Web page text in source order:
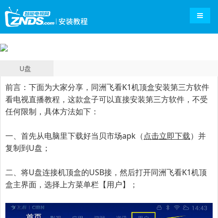
导航
U盘
前言：下面为大家分享，同洲飞看K1机顶盒安装第三方软件
看电视直播教程，这款盒子可以直接安装第三方软件，不受
任何限制，具体方法如下：
一、首先从电脑里下载好当贝市场apk（点击立即下载）并
复制到U盘；
二、将U盘连接机顶盒的USB接，然后打开同洲飞看K1机顶
盒主界面，选择上方菜单栏【用户】；